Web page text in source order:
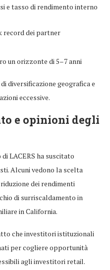
e tasso di rendimento interno
record dei partner
un orizzonte di 5–7 anni
diversificazione geografica e
eccessive.
e opinioni degli
LACERS ha suscitato
Alcuni vedono la scelta
dei rendimenti
di surriscaldamento in
in California.
che investitori istituzionali
per cogliere opportunità
agli investitori retail.